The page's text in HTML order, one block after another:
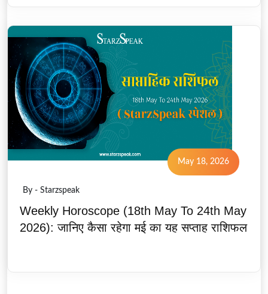
May 18, 2026
By - Starzspeak
Weekly Horoscope (18th May To 24th May
2026): जानिए कैसा रहेगा मई का यह सप्ताह राशिफल